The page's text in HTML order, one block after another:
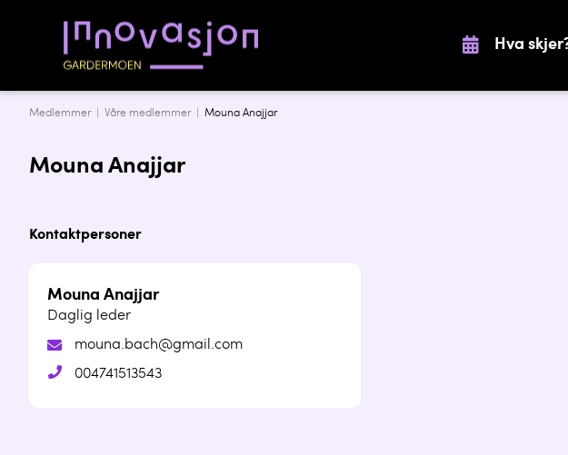
Hva
Medlemmer | Våre medlemmer| Mouna Anajjar
Mouna Anajjar
Kontaktpersoner
Mouna Anajjar
Daglig leder
mouna.bach@gmail.com
004741513543